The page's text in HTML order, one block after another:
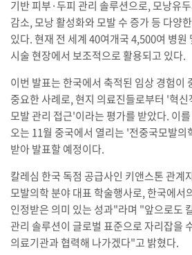
기반 피부·두피 관리 솔루션으로, 모낭유
감소, 모낭 활성화와 모발 수 증가 등 다양
있다. 현재 전 세계 40여개국 4,500여 병원
시술 현장에서 보조적으로 활용되고 있다.
이번 발표는 한국에서 축적된 임상 경험이
중요한 사례로, 현지 의료진들로부터 '혁신
모발 관리 접근'이라는 평가를 받았다. 이
오는 11월 중국에서 열리는 '전중국모발의
받아 발표할 예정이다.
칼레심 한국 독점 공급사인 키앤스톤 관계
모발의학 분야 대표 학술행사로, 한국에서
인정받은 의미 있는 성과"라며 "앞으로도
관리 솔루션이 글로벌 표준으로 자리잡을
의료기관과 협력해 나가겠다"고 밝혔다.